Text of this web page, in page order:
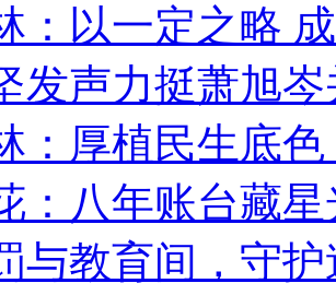
：以一定之略
发声力挺萧旭
：厚植民生底
：八年账台藏
与教育间，守